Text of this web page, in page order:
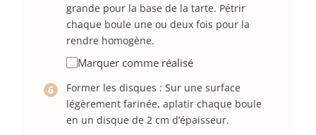
grande pour la base de la tarte. Pétrir
chaque boule une ou deux fois pour la
rendre homogène.
Marquer comme réalisé
Former les disques : Sur une surface
légèrement farinée, aplatir chaque boule
en un disque de 2 cm d’épaisseur.